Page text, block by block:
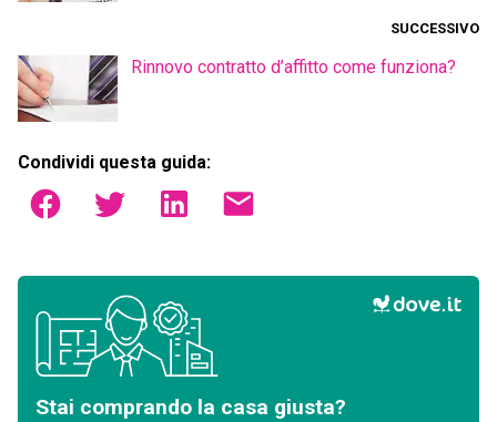
SUCCESSIVO
Rinnovo contratto d’affitto come funziona?
Condividi questa guida:
Stai comprando la casa giusta?